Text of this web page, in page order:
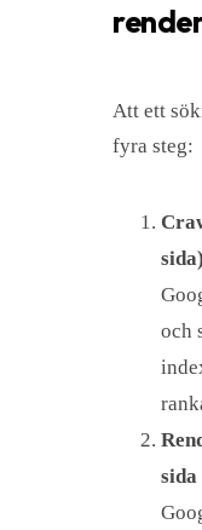
Att ett
fyra steg:
sida)
och
sida